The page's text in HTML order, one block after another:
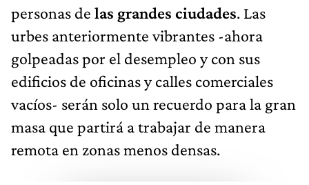
personas de las grandes ciudades. Las
urbes anteriormente vibrantes -ahora
golpeadas por el desempleo y con sus
edificios de oficinas y calles comerciales
vacíos- serán solo un recuerdo para la gran
masa que partirá a trabajar de manera
remota en zonas menos densas.